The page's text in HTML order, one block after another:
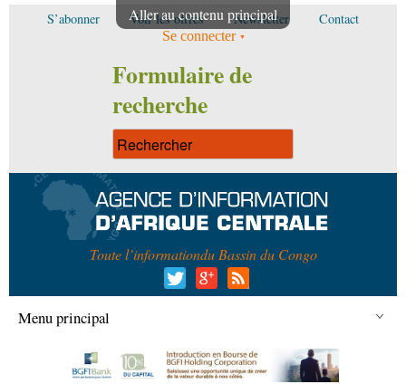
Aller au contenu principal
S’abonner Voir les offres Newsletter Contact
Se connecter
Formulaire de
recherche
Toute l’informationdu Bassin du Congo
Menu principal